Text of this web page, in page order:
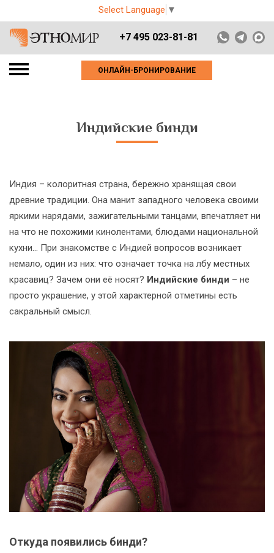
Select Language ▼
+7 495 023-81-81
ОНЛАЙН-БРОНИРОВАНИЕ
Индийские бинди
Индия – колоритная страна, бережно хранящая свои
древние традиции. Она манит западного человека своими
яркими нарядами, зажигательными танцами, впечатляет ни
на что не похожими кинолентами, блюдами национальной
кухни... При знакомстве с Индией вопросов возникает
немало, один из них: что означает точка на лбу местных
красавиц? Зачем они её носят? Индийские бинди – не
просто украшение, у этой характерной отметины есть
сакральный смысл.
Откуда появились бинди?